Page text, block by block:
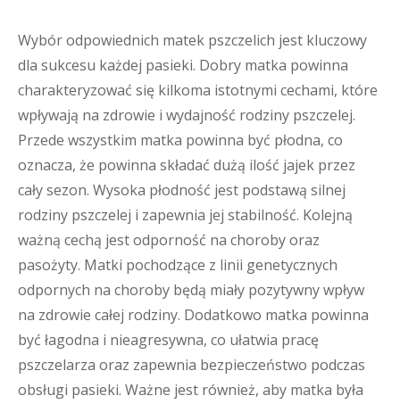
Wybór odpowiednich matek pszczelich jest kluczowy
dla sukcesu każdej pasieki. Dobry matka powinna
charakteryzować się kilkoma istotnymi cechami, które
wpływają na zdrowie i wydajność rodziny pszczelej.
Przede wszystkim matka powinna być płodna, co
oznacza, że powinna składać dużą ilość jajek przez
cały sezon. Wysoka płodność jest podstawą silnej
rodziny pszczelej i zapewnia jej stabilność. Kolejną
ważną cechą jest odporność na choroby oraz
pasożyty. Matki pochodzące z linii genetycznych
odpornych na choroby będą miały pozytywny wpływ
na zdrowie całej rodziny. Dodatkowo matka powinna
być łagodna i nieagresywna, co ułatwia pracę
pszczelarza oraz zapewnia bezpieczeństwo podczas
obsługi pasieki. Ważne jest również, aby matka była